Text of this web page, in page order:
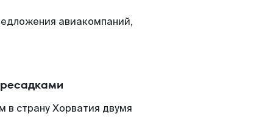
авиакомпаний,
в страну Хорватия двумя